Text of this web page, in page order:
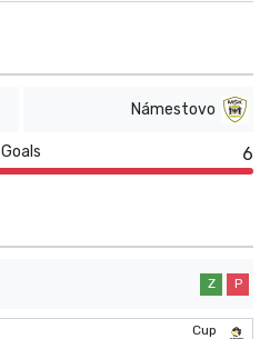
Námestovo
Goals 6
Z P
Cup